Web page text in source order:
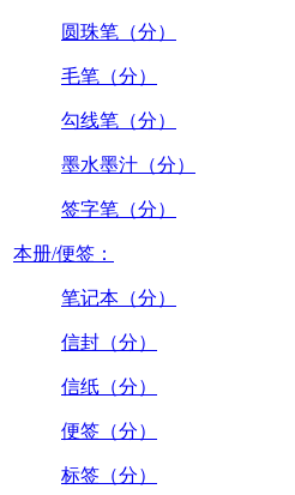
圆珠笔（分）
毛笔（分）
勾线笔（分）
墨水墨汁（分）
签字笔（分）
本册/便签：
笔记本（分）
信封（分）
信纸（分）
便签（分）
标签（分）